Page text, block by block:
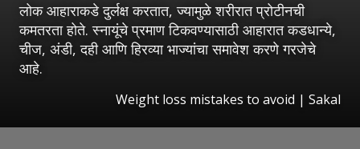
लोक आहाराकडे दुर्लक्ष करतात, ज्यामुळे शरीरात प्रोटीनची
कमतरता होते. स्नायूंचे प्रमाण टिकवण्यासाठी आहारात कडधान्ये,
चीज, अंडी, दही आणि हिरव्या भाज्यांचा समावेश करणे गरजेचे
आहे.
Weight loss mistakes to avoid | Sakal